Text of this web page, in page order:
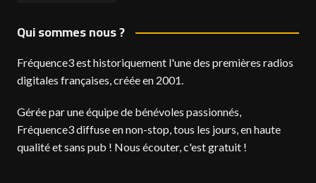
Qui sommes nous ?
Fréquence3 est historiquement l'une des premières radios
digitales françaises, créée en 2001.
Gérée par une équipe de bénévoles passionnés,
Fréquence3 diffuse en non-stop, tous les jours, en haute
qualité et sans pub ! Nous écouter, c'est gratuit !